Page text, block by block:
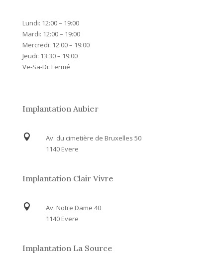
Lundi: 12:00 – 19:00
Mardi: 12:00 – 19:00
Mercredi: 12:00 – 19:00
Jeudi: 13:30 – 19:00
Ve-Sa-Di: Fermé
Implantation Aubier

Av. du cimetière de Bruxelles 50
1140 Evere
Implantation Clair Vivre

Av. Notre Dame 40
1140 Evere
Implantation La Source